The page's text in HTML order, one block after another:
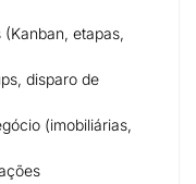
etapas,
disparo de
(imobiliárias,